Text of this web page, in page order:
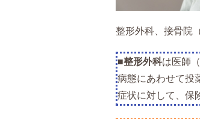
整形外科、接骨院
■整形外科は医師
病態にあわせて投
症状に対して、保